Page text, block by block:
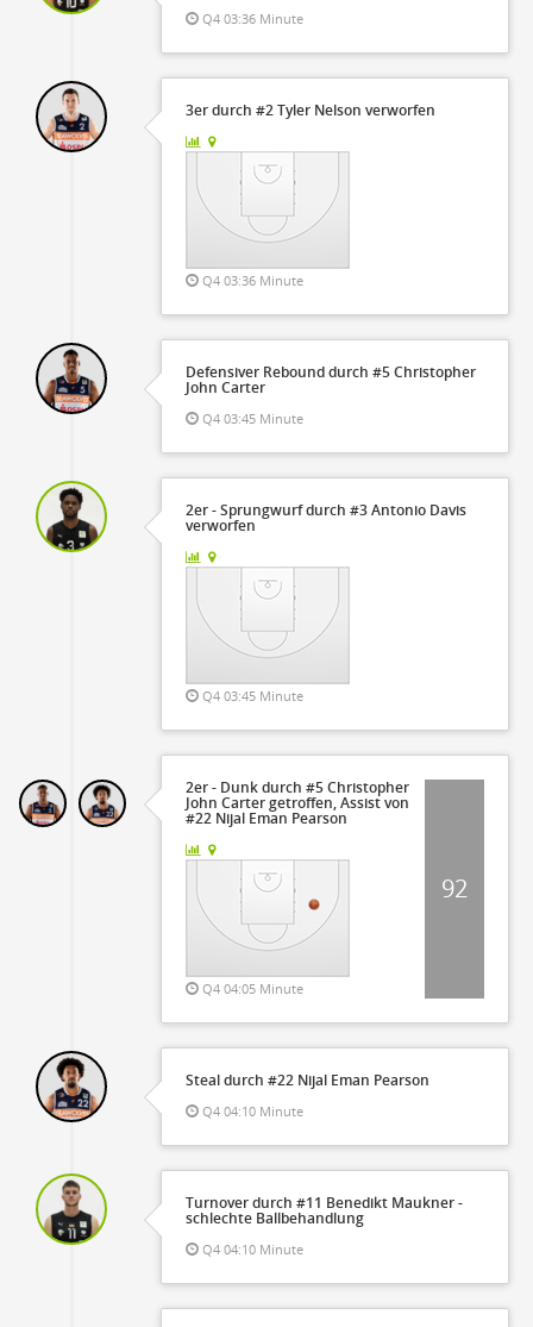
Q4 03:36 Minute
3er durch #2 Tyler Nelson verworfen
Q4 03:36 Minute
Defensiver Rebound durch #5 Christopher
John Carter
Q4 03:45 Minute
2er - Sprungwurf durch #3 Antonio Davis
verworfen
Q4 03:45 Minute
2er - Dunk durch #5 Christopher
John Carter getroffen, Assist von
#22 Nijal Eman Pearson
Q4 04:05 Minute
92
Steal durch #22 Nijal Eman Pearson
Q4 04:10 Minute
Turnover durch #11 Benedikt Maukner -
schlechte Ballbehandlung
Q4 04:10 Minute